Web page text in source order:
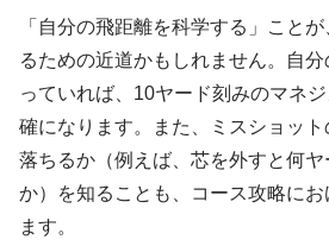
「自分の飛距離を科学する」
こと
るための近道かもしれません。自
っていれば、10ヤード刻みのマネ
確になります。また、ミスショッ
落ちるか（例えば、芯を外すと何
か）を知ることも、コース攻略にお
ます。